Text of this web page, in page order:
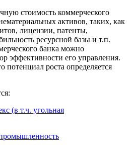
стоимость коммерческого
активов, таких, как
лицензии, патенты,
ресурсной базы и т.п.
банка можно
эффективности его управления.
потенциал роста определяется
(в т.ч. угольная